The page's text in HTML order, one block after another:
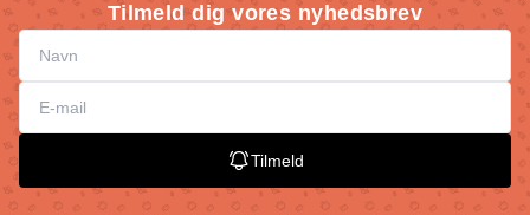
Tilmeld dig vores nyhedsbrev
Tilmeld